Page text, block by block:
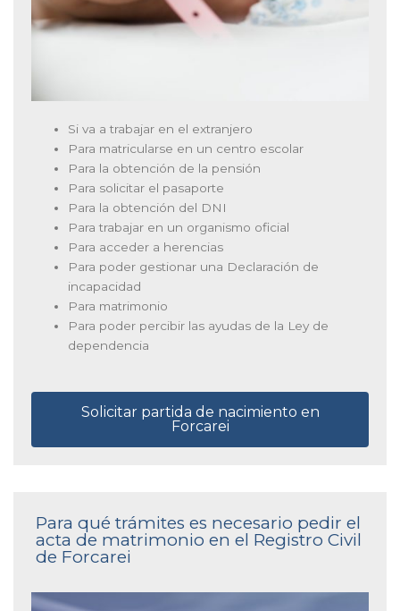
Si va a trabajar en el extranjero
Para matricularse en un centro escolar
Para la obtención de la pensión
Para solicitar el pasaporte
Para la obtención del DNI
Para trabajar en un organismo oficial
Para acceder a herencias
Para poder gestionar una Declaración de
incapacidad
Para matrimonio
Para poder percibir las ayudas de la Ley de
dependencia
Solicitar partida de nacimiento en
Forcarei
Para qué trámites es necesario pedir el
acta de matrimonio en el Registro Civil
de Forcarei